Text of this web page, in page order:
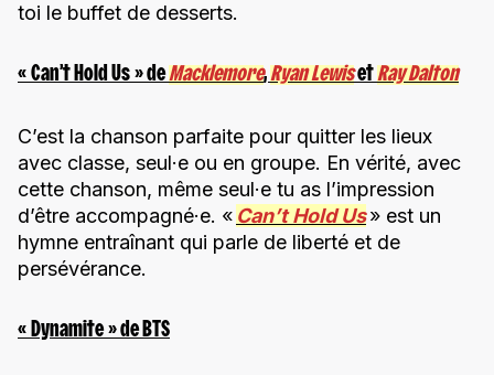
toi le buffet de desserts.
« Can’t Hold Us » deMacklemore,Ryan LewisetRay Dalton
C’est la chanson parfaite pour quitter les lieux
avec classe, seul·e ou en groupe. En vérité, avec
cette chanson, même seul·e tu as l’impression
d’être accompagné·e. « Can’t Hold Us» est un
hymne entraînant qui parle de liberté et de
persévérance.
« Dynamite » de BTS